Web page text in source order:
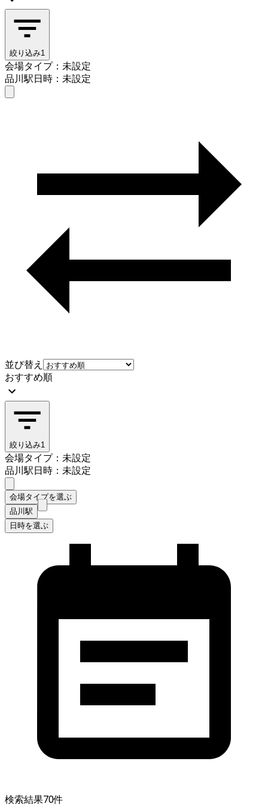
絞り込み1
会場タイプ：未設定
品川駅日時：未設定
並び替え
おすすめ順
絞り込み1
会場タイプ：未設定
品川駅日時：未設定
会場タイプを選ぶ
品川駅
日時を選ぶ
検索結果70件